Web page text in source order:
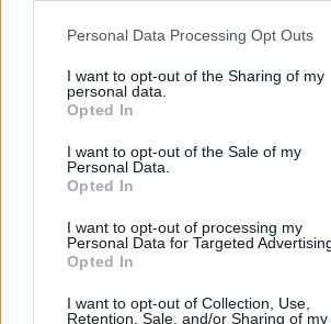
Please note that this website/app uses
not limited to your visit or usage behaviour.
grant or deny consent to Google and its
use your data for below specified
consent section.
Personal Data Processing Opt Outs
I want to opt-out of the Sharing of my
personal data.
Opted In
I want to opt-out of the Sale of my
Personal Data.
Opted In
I want to opt-out of processing my
Personal Data for Targeted
Opted In
I want to opt-out of Collection, Use,
Retention, Sale, and/or Sharing of my